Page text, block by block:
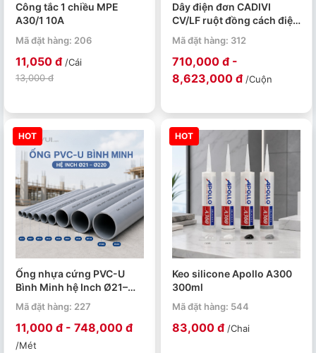
Công tắc 1 chiều MPE
A30/1 10A
Mã đặt hàng: 206
11,050 đ /Cái
13,000 đ
Dây điện đơn CADIVI
CV/LF ruột đồng cách điện
Mã đặt hàng: 312
710,000 đ -
8,623,000 đ /Cuộn
HOT
Ống nhựa cứng PVC-U
Bình Minh hệ Inch Ø21–
Ø220 PN4–PN15. Quy cách
4m/ 1 ống.
Mã đặt hàng: 227
11,000 đ - 748,000 đ
/Mét
HOT
Keo silicone Apollo A300
300ml
Mã đặt hàng: 544
83,000 đ /Chai